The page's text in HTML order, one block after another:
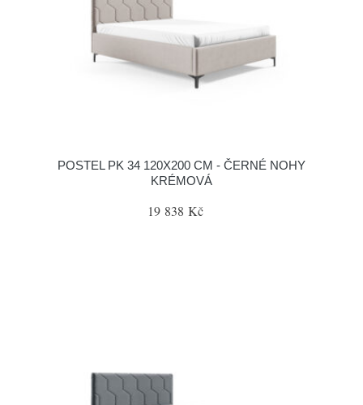
POSTEL PK 34 120X200 CM - ČERNÉ NOHY
KRÉMOVÁ
19 838 Kč